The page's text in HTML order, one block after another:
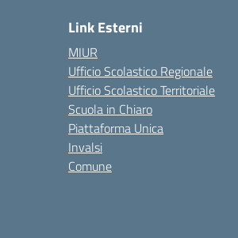
Link Esterni
MIUR
Ufficio Scolastico Regionale
Ufficio Scolastico Territoriale
Scuola in Chiaro
Piattaforma Unica
Invalsi
Comune